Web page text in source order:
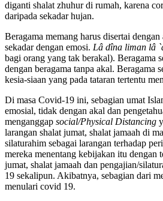
diganti shalat zhuhur di rumah, karena
daripada sekadar hujan.
Beragama memang harus disertai
sekadar dengan emosi. Lâ dîna liman lâ
bagi orang yang tak berakal). Beragama
dengan beragama tanpa akal. Beragama
kesia-siaan yang pada tataran tertentu
Di masa Covid-19 ini, sebagian umat
emosial, tidak dengan akal dan
menganggap social/Physical Distancing
larangan shalat jumat, shalat jamaah di
silaturahim sebagai larangan terhadap
mereka menentang kebijakan itu dengan
jumat, shalat jamaah dan pengajian/
19 sekalipun. Akibatnya, sebagian dari
menulari covid 19.